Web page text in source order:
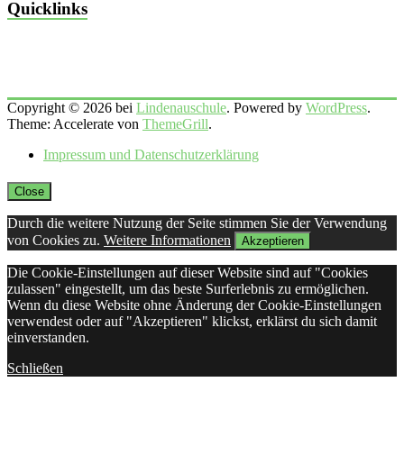
Quicklinks
Copyright © 2026 bei Lindenauschule. Powered by WordPress.
Theme: Accelerate von ThemeGrill.
Impressum und Datenschutzerklärung
Close
Durch die weitere Nutzung der Seite stimmen Sie der Verwendung
von Cookies zu. Weitere Informationen Akzeptieren
Die Cookie-Einstellungen auf dieser Website sind auf "Cookies
zulassen" eingestellt, um das beste Surferlebnis zu ermöglichen.
Wenn du diese Website ohne Änderung der Cookie-Einstellungen
verwendest oder auf "Akzeptieren" klickst, erklärst du sich damit
einverstanden.
Schließen